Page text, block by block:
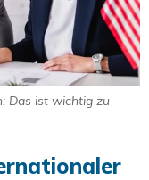
Das ist wichtig zu